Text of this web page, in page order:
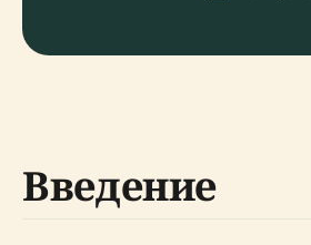
Введение